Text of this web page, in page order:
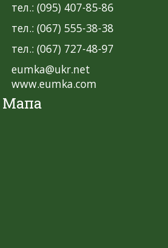
тел.: (095) 407-85-86
тел.: (067) 555-38-38
тел.: (067) 727-48-97
eumka@ukr.net
www.eumka.com
Мапа